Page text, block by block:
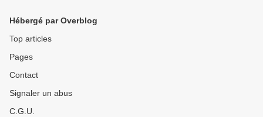
Hébergé par Overblog
Top articles
Pages
Contact
Signaler un abus
C.G.U.